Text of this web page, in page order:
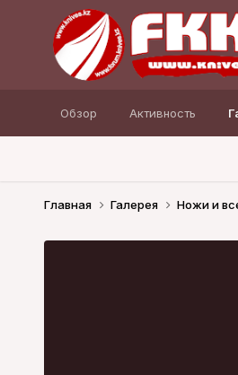
Обзор Активность
Главная Галерея Ножи и